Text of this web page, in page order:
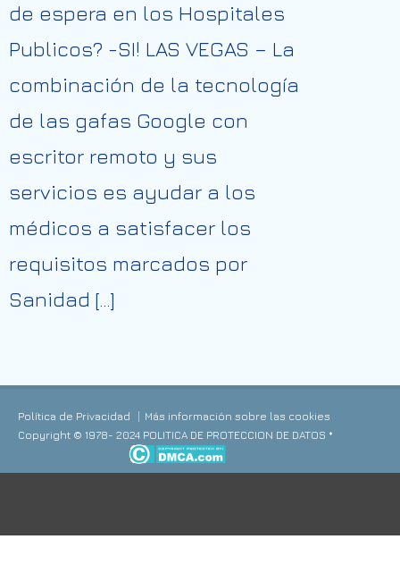
de espera en los Hospitales
Publicos? -SI! LAS VEGAS – La
combinación de la tecnología
de las gafas Google con
escritor remoto y sus
servicios es ayudar a los
médicos a satisfacer los
requisitos marcados por
Sanidad […]
Política de Privacidad
Más información sobre las cookies
Copyright © 1978- 2024 POLITICA DE PROTECCION DE DATOS *